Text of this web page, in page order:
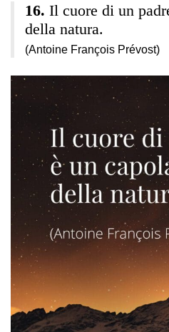
Il cuore di un
della natura.
(Antoine François Prévost)